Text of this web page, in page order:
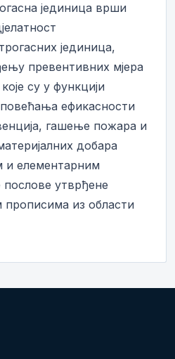
јединица врши
јединица,
превентивних мјера
су у функцији
ефикасности
гашење пожара и
добара
и елементарним
утврђене
из области